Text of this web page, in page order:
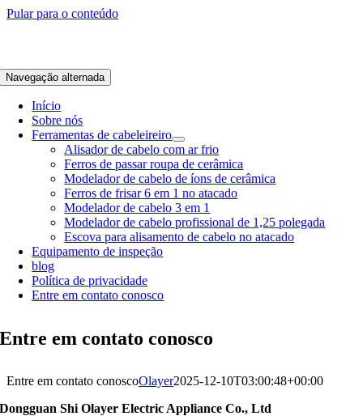
Pular para o conteúdo
Navegação alternada
Início
Sobre nós
Ferramentas de cabeleireiro
Alisador de cabelo com ar frio
Ferros de passar roupa de cerâmica
Modelador de cabelo de íons de cerâmica
Ferros de frisar 6 em 1 no atacado
Modelador de cabelo 3 em 1
Modelador de cabelo profissional de 1,25 polegada
Escova para alisamento de cabelo no atacado
Equipamento de inspeção
blog
Política de privacidade
Entre em contato conosco
Entre em contato conosco
Entre em contato conoscoOlayer2025-12-10T03:00:48+00:00
Dongguan Shi Olayer Electric Appliance Co., Ltd